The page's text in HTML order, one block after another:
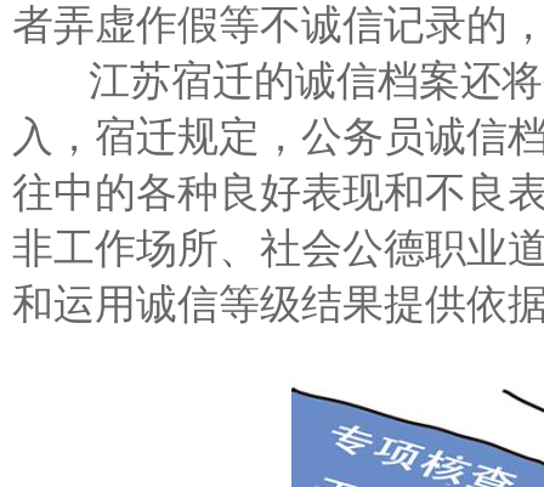
者弄虚作假等不诚信记录的
江苏宿迁的诚信档案还将
入，宿迁规定，公务员诚信
往中的各种良好表现和不良
非工作场所、社会公德职业
和运用诚信等级结果提供依